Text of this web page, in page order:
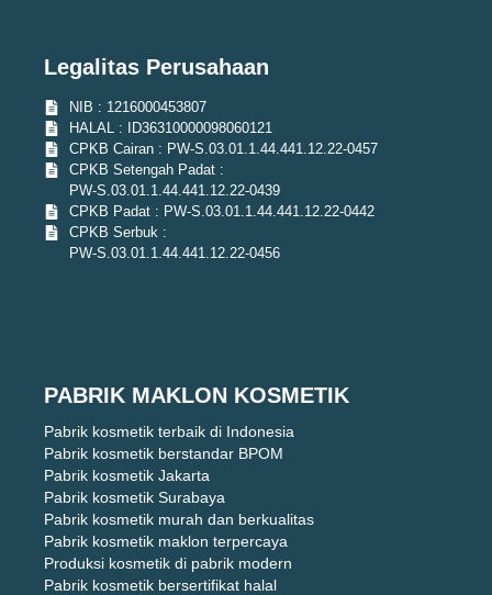
Legalitas Perusahaan
NIB : 1216000453807
HALAL : ID36310000098060121
CPKB Cairan : PW-S.03.01.1.44.441.12.22-0457
CPKB Setengah Padat :
PW-S.03.01.1.44.441.12.22-0439
CPKB Padat : PW-S.03.01.1.44.441.12.22-0442
CPKB Serbuk :
PW-S.03.01.1.44.441.12.22-0456
PABRIK MAKLON KOSMETIK
Pabrik kosmetik terbaik di Indonesia
Pabrik kosmetik berstandar BPOM
Pabrik kosmetik Jakarta
Pabrik kosmetik Surabaya
Pabrik kosmetik murah dan berkualitas
Pabrik kosmetik maklon terpercaya
Produksi kosmetik di pabrik modern
Pabrik kosmetik bersertifikat halal